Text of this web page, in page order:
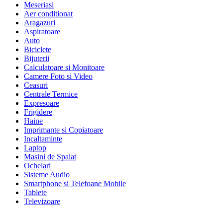
Meseriasi
Aer conditionat
Aragazuri
Aspiratoare
Auto
Biciclete
Bijuterii
Calculatoare si Monitoare
Camere Foto si Video
Ceasuri
Centrale Termice
Expresoare
Frigidere
Haine
Imprimante si Copiatoare
Incaltaminte
Laptop
Masini de Spalat
Ochelari
Sisteme Audio
Smartphone si Telefoane Mobile
Tablete
Televizoare